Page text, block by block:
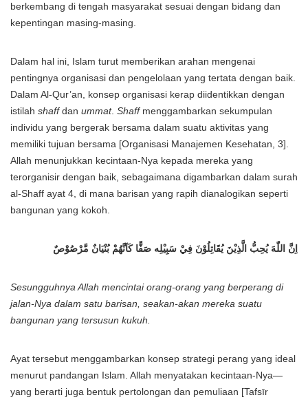
berkembang di tengah masyarakat sesuai dengan bidang dan
kepentingan masing-masing.
Dalam hal ini, Islam turut memberikan arahan mengenai
pentingnya organisasi dan pengelolaan yang tertata dengan baik.
Dalam Al-Qur’an, konsep organisasi kerap diidentikkan dengan
istilah shaffdan ummat. Shaffmenggambarkan sekumpulan
individu yang bergerak bersama dalam suatu aktivitas yang
memiliki tujuan bersama [Organisasi Manajemen Kesehatan, 3].
Allah menunjukkan kecintaan-Nya kepada mereka yang
terorganisir dengan baik, sebagaimana digambarkan dalam surah
al-Shaff ayat 4, di mana barisan yang rapih dianalogikan seperti
bangunan yang kokoh.
اِنَّ اللّٰهَ يُحِبُّ الَّذِيْنَ يُقَاتِلُوْنَ فِيْ سَبِيْلِه صَفًّا كَاَنَّهُمْ بُنْيَانٌ مَّرْصُوْصٌ
Sesungguhnya Allah mencintai orang-orang yang berperang di
jalan-Nya dalam satu barisan, seakan-akan mereka suatu
bangunan yang tersusun kukuh.
Ayat tersebut menggambarkan konsep strategi perang yang ideal
menurut pandangan Islam. Allah menyatakan kecintaan-Nya—
yang berarti juga bentuk pertolongan dan pemuliaan [Tafsīr